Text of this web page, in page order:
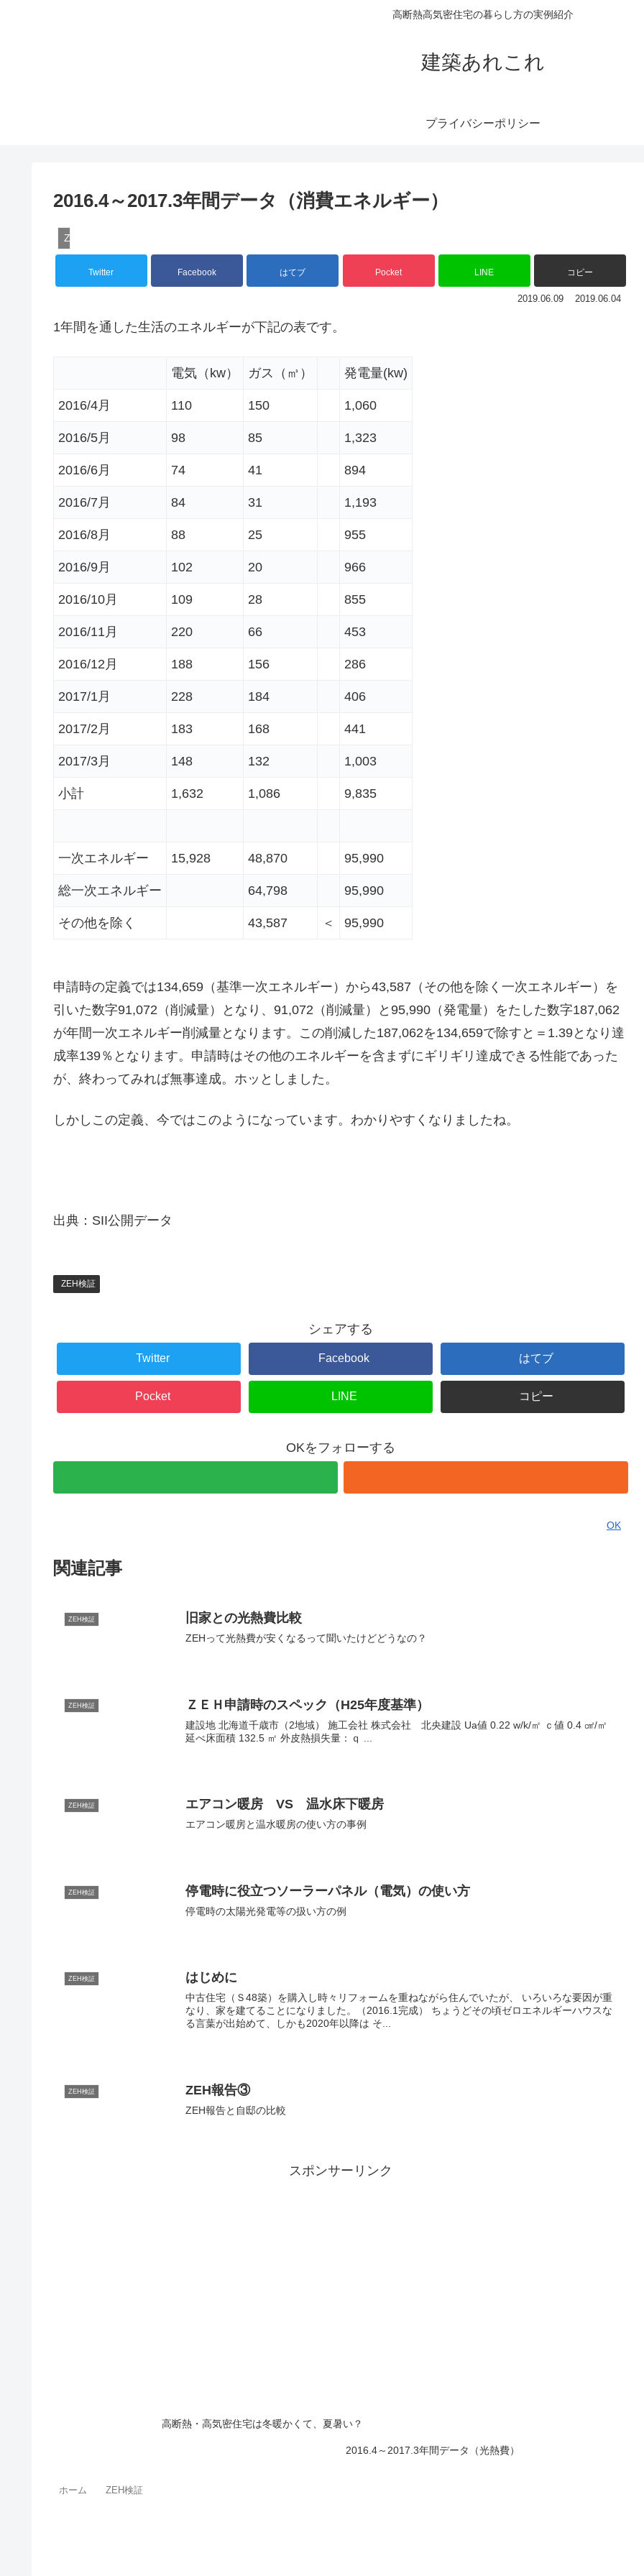
高断熱高気密住宅の暮らし方の実例紹介
建築あれこれ
プライバシーポリシー
2016.4～2017.3年間データ（消費エネルギー）
ZEH検証
Twitter Facebook はてブ Pocket LINE コピー
2019.06.09 2019.06.04
1年間を通した生活のエネルギーが下記の表です。
電気（kw） ガス（㎥） 発電量(kw)
2016/4月 110 150 1,060
2016/5月 98 85 1,323
2016/6月 74 41 894
2016/7月 84 31 1,193
2016/8月 88 25 955
2016/9月 102 20 966
2016/10月 109 28 855
2016/11月 220 66 453
2016/12月 188 156 286
2017/1月 228 184 406
2017/2月 183 168 441
2017/3月 148 132 1,003
小計 1,632 1,086 9,835
一次エネルギー 15,928 48,870 95,990
総一次エネルギー 64,798 95,990
その他を除く 43,587 ＜ 95,990
申請時の定義では134,659（基準一次エネルギー）から43,587（その他を除く一次エネルギー）を
引いた数字91,072（削減量）となり、91,072（削減量）と95,990（発電量）をたした数字187,062
が年間一次エネルギー削減量となります。この削減した187,062を134,659で除すと＝1.39となり達
成率139％となります。申請時はその他のエネルギーを含まずにギリギリ達成できる性能であった
が、終わってみれば無事達成。ホッとしました。
しかしこの定義、今ではこのようになっています。わかりやすくなりましたね。
出典：SII公開データ
ZEH検証
シェアする
Twitter Facebook はてブ
Pocket LINE コピー
OKをフォローする
OK
関連記事
ZEH検証 旧家との光熱費比較
ZEHって光熱費が安くなるって聞いたけどどうなの？
ZEH検証 ＺＥＨ申請時のスペック（H25年度基準）
建設地 北海道千歳市（2地域） 施工会社 株式会社 北央建設 Ua値 0.22 w/k/㎡ ｃ値 0.4 ㎠/㎡
延べ床面積 132.5 ㎡ 外皮熱損失量：ｑ ...
ZEH検証 エアコン暖房 VS 温水床下暖房
エアコン暖房と温水暖房の使い方の事例
ZEH検証 停電時に役立つソーラーパネル（電気）の使い方
停電時の太陽光発電等の扱い方の例
ZEH検証 はじめに
中古住宅（Ｓ48築）を購入し時々リフォームを重ねながら住んでいたが、 いろいろな要因が重
なり、家を建てることになりました。（2016.1完成） ちょうどその頃ゼロエネルギーハウスな
る言葉が出始めて、しかも2020年以降は そ...
ZEH検証 ZEH報告③
ZEH報告と自邸の比較
スポンサーリンク
高断熱・高気密住宅は冬暖かくて、夏暑い？
2016.4～2017.3年間データ（光熱費）
ホーム ZEH検証